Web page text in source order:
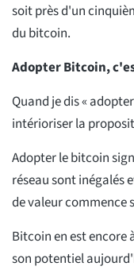
soit près d'un
du bitcoin.
Adopter Bitcoin,
Quand je dis «
intérioriser la
Adopter le bitcoin
réseau sont inégalés
de valeur commence
Bitcoin en est encore
son potentiel